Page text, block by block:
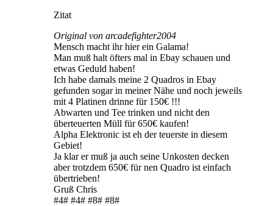
Zitat
Original von arcadefighter2004
Mensch macht ihr hier ein Galama!
Man muß halt öfters mal in Ebay schauen und
etwas Geduld haben!
Ich habe damals meine 2 Quadros in Ebay
gefunden sogar in meiner Nähe und noch jeweils
mit 4 Platinen drinne für 150€ !!!
Abwarten und Tee trinken und nicht den
überteuerten Müll für 650€ kaufen!
Alpha Elektronic ist eh der teuerste in diesem
Gebiet!
Ja klar er muß ja auch seine Unkosten decken
aber trotzdem 650€ für nen Quadro ist einfach
übertrieben!
Gruß Chris
#4# #4# #8# #8#